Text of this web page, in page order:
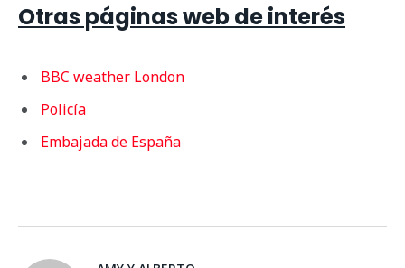
Otras páginas web de interés
BBC weather London
Policía
Embajada de España